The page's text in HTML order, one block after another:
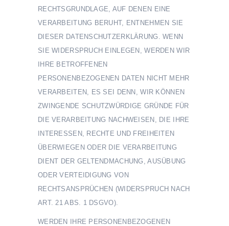
RECHTSGRUNDLAGE, AUF DENEN EINE
VERARBEITUNG BERUHT, ENTNEHMEN SIE
DIESER DATENSCHUTZERKLÄRUNG. WENN
SIE WIDERSPRUCH EINLEGEN, WERDEN WIR
IHRE BETROFFENEN
PERSONENBEZOGENEN DATEN NICHT MEHR
VERARBEITEN, ES SEI DENN, WIR KÖNNEN
ZWINGENDE SCHUTZWÜRDIGE GRÜNDE FÜR
DIE VERARBEITUNG NACHWEISEN, DIE IHRE
INTERESSEN, RECHTE UND FREIHEITEN
ÜBERWIEGEN ODER DIE VERARBEITUNG
DIENT DER GELTENDMACHUNG, AUSÜBUNG
ODER VERTEIDIGUNG VON
RECHTSANSPRÜCHEN (WIDERSPRUCH NACH
ART. 21 ABS. 1 DSGVO).
WERDEN IHRE PERSONENBEZOGENEN